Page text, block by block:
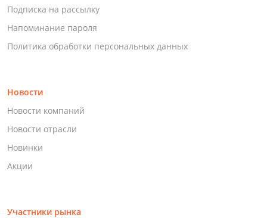
Подписка на рассылку
Напоминание пароля
Политика обработки персональных данных
Новости
Новости компаний
Новости отрасли
Новинки
Акции
Участники рынка